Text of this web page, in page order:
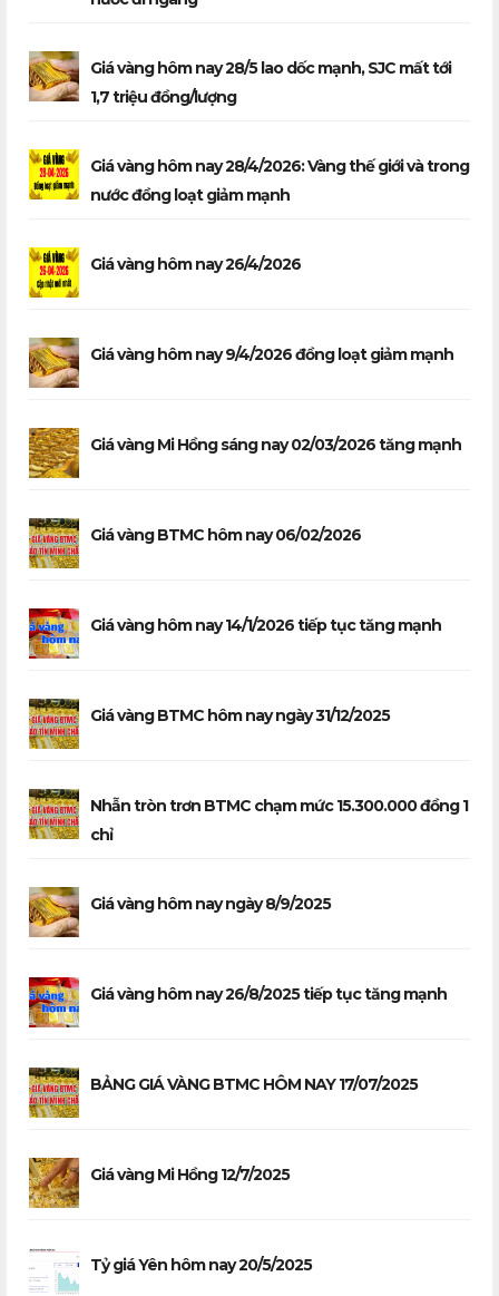
Giá vàng hôm nay 28/5 lao dốc mạnh, SJC mất tới
1,7 triệu đồng/lượng
Giá vàng hôm nay 28/4/2026: Vàng thế giới và trong
nước đồng loạt giảm mạnh
Giá vàng hôm nay 26/4/2026
Giá vàng hôm nay 9/4/2026 đồng loạt giảm mạnh
Giá vàng Mi Hồng sáng nay 02/03/2026 tăng mạnh
Giá vàng BTMC hôm nay 06/02/2026
Giá vàng hôm nay 14/1/2026 tiếp tục tăng mạnh
Giá vàng BTMC hôm nay ngày 31/12/2025
Nhẫn tròn trơn BTMC chạm mức 15.300.000 đồng 1
chỉ
Giá vàng hôm nay ngày 8/9/2025
Giá vàng hôm nay 26/8/2025 tiếp tục tăng mạnh
BẢNG GIÁ VÀNG BTMC HÔM NAY 17/07/2025
Giá vàng Mi Hồng 12/7/2025
Tỷ giá Yên hôm nay 20/5/2025